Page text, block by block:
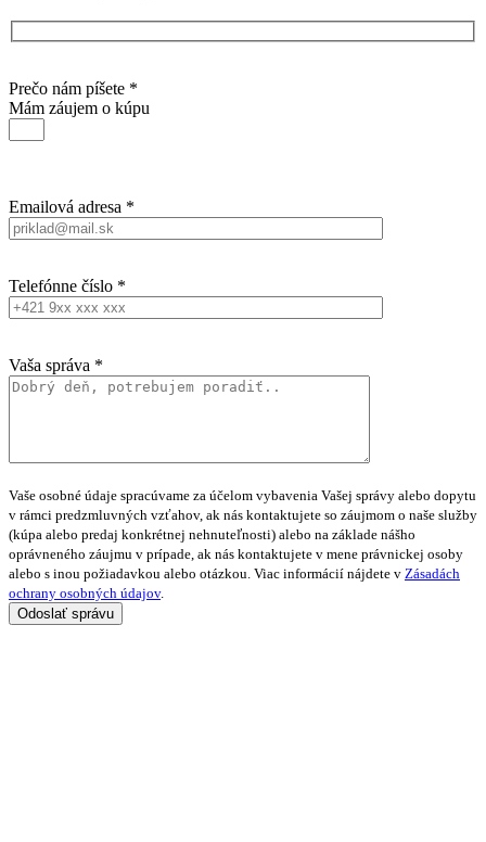
Prečo nám píšete *
Mám záujem o kúpu
Emailová adresa *
Telefónne číslo *
Vaša správa *
Vaše osobné údaje spracúvame za účelom vybavenia Vašej správy alebo dopytu
v rámci predzmluvných vzťahov, ak nás kontaktujete so záujmom o naše služby
(kúpa alebo predaj konkrétnej nehnuteľnosti) alebo na základe nášho
oprávneného záujmu v prípade, ak nás kontaktujete v mene právnickej osoby
alebo s inou požiadavkou alebo otázkou. Viac informácií nájdete v Zásadách
ochrany osobných údajov.